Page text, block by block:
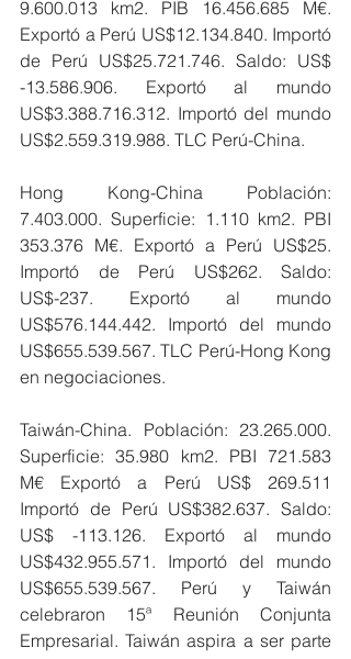
9.600.013 km2. PIB 16.456.685 M€.
Exportó a Perú US$12.134.840. Importó
de Perú US$25.721.746. Saldo: US$
-13.586.906. Exportó al mundo
US$3.388.716.312. Importó del mundo
US$2.559.319.988. TLC Perú-China.
Hong Kong-China Población:
7.403.000. Superficie: 1.110 km2. PBI
353.376 M€. Exportó a Perú US$25.
Importó de Perú US$262. Saldo:
US$-237. Exportó al mundo
US$576.144.442. Importó del mundo
US$655.539.567. TLC Perú-Hong Kong
en negociaciones.
Taiwán-China. Población: 23.265.000.
Superficie: 35.980 km2. PBI 721.583
M€ Exportó a Perú US$ 269.511
Importó de Perú US$382.637. Saldo:
US$ -113.126. Exportó al mundo
US$432.955.571. Importó del mundo
US$655.539.567. Perú y Taiwán
celebraron 15ª Reunión Conjunta
Empresarial. Taiwán aspira a ser parte